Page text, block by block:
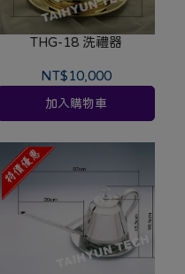
THG-18 洗禮器
NT$10,000
加入購物車